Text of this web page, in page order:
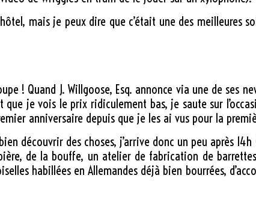
mais je peux dire que c’était une des meilleures
! Quand J. Willgoose, Esq. annonce via une de ses
que je vois le prix ridiculement bas, je saute sur
anniversaire depuis que je les ai vus pour la
découvrir des choses, j’arrive donc un peu après
de la bouffe, un atelier de fabrication de
habillées en Allemandes déjà bien bourrées,